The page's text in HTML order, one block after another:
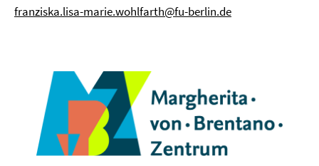
franziska.lisa-marie.wohlfarth@fu-berlin.de